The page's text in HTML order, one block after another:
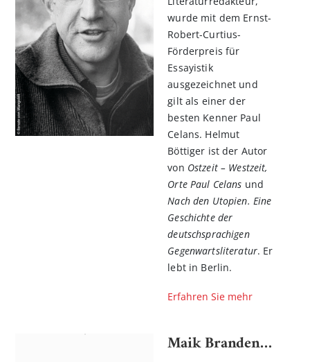
wurde mit dem Ernst-
Robert-Curtius-
Förderpreis für
Essayistik
ausgezeichnet und
gilt als einer der
besten Kenner Paul
Celans. Helmut
Böttiger ist der Autor
von Ostzeit – Westzeit,
Orte Paul Celans und
Nach den Utopien. Eine
Geschichte der
deutschsprachigen
Gegenwartsliteratur. Er
lebt in Berlin.
Erfahren Sie mehr
Maik Brandenburg